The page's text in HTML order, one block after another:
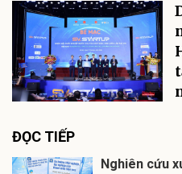
ĐỌC TIẾP
Nghiên cứu